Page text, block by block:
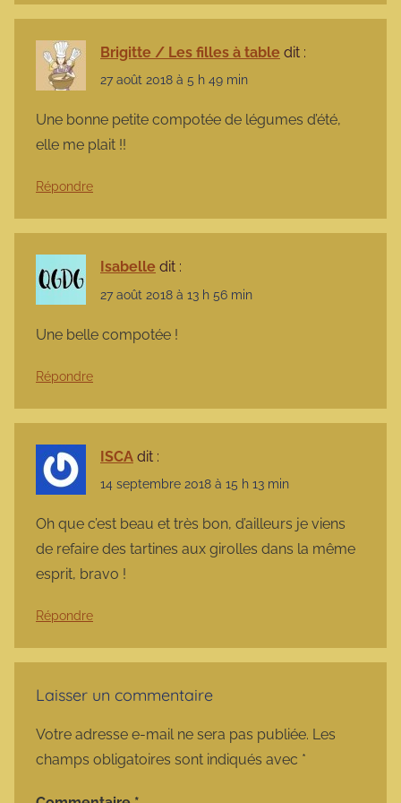
Brigitte / Les filles à table dit :
27 août 2018 à 5 h 49 min
Une bonne petite compotée de légumes d’été,
elle me plait !!
Répondre
Isabelle dit :
27 août 2018 à 13 h 56 min
Une belle compotée !
Répondre
ISCA dit :
14 septembre 2018 à 15 h 13 min
Oh que c’est beau et très bon, d’ailleurs je viens
de refaire des tartines aux girolles dans la même
esprit, bravo !
Répondre
Laisser un commentaire
Votre adresse e-mail ne sera pas publiée. Les
champs obligatoires sont indiqués avec *